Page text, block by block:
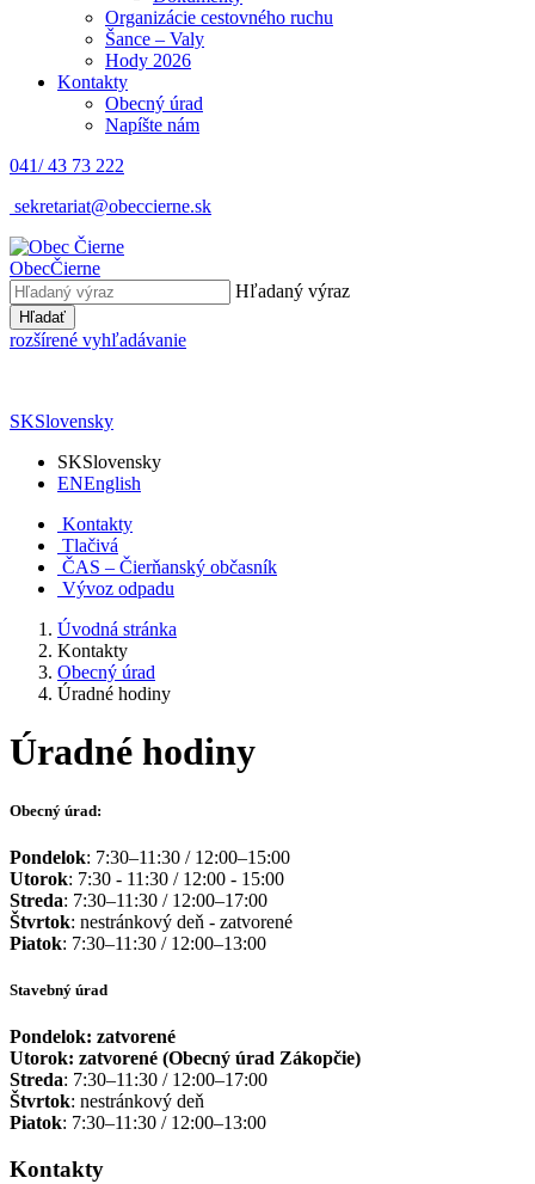
Organizácie cestovného ruchu
Šance – Valy
Hody 2026
Kontakty
Obecný úrad
Napíšte nám
041/ 43 73 222
sekretariat@obeccierne.sk
ObecČierne
Hľadaný výraz
Hľadať
rozšírené vyhľadávanie
SKSlovensky
SKSlovensky
ENEnglish
Kontakty
Tlačivá
ČAS – Čierňanský občasník
Vývoz odpadu
Úvodná stránka
Kontakty
Obecný úrad
Úradné hodiny
Úradné hodiny
Obecný úrad:
Pondelok: 7:30–11:30 / 12:00–15:00
Utorok: 7:30 - 11:30 / 12:00 - 15:00
Streda: 7:30–11:30 / 12:00–17:00
Štvrtok: nestránkový deň - zatvorené
Piatok: 7:30–11:30 / 12:00–13:00
Stavebný úrad
Pondelok: zatvorené
Utorok: zatvorené (Obecný úrad Zákopčie)
Streda: 7:30–11:30 / 12:00–17:00
Štvrtok: nestránkový deň
Piatok: 7:30–11:30 / 12:00–13:00
Kontakty